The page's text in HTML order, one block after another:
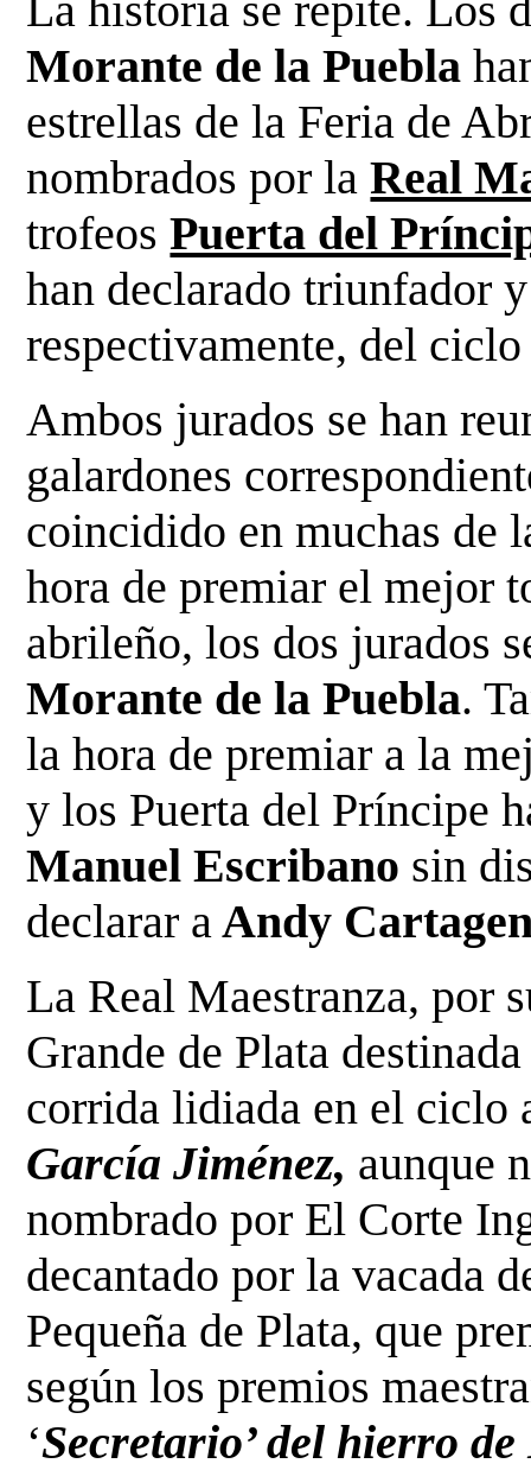
Morante de la Puebla
estrellas de la Feria de
nombrados por laReal
trofeosPuerta del
han declarado triunfador
respectivamente, del
Ambos jurados se han
galardones
coincidido en muchas de
hora de premiar el mejor
abrileño, los dos jurados
Morante de la Puebla.
la hora de premiar a la
y los Puerta del Príncipe
Manuel Escribano sin
declarar a Andy
La Real Maestranza, por
Grande de Plata
corrida lidiada en el ciclo
García Jiménez, aunque
nombrado por El Corte
decantado por la vacada
Pequeña de Plata, que
según los premios
‘Secretario’ del hierro